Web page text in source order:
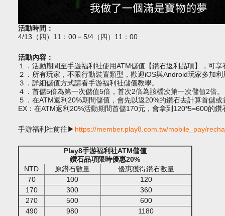
活動時間：
4/13（四） 11：00－5/4（四）11：00
活動內容：
１．活動期間至手遊福利社使用ATM儲值【鑽石返利品項】，可享
２．所有玩家，不限行動裝置類型，歡迎iOS與Android玩家多加利
３．詳細儲值方式請看手游福利社儲值教學。
４．首儲5倍為第一次儲值5倍，首次2倍為該檔次第一次儲值2倍。
５．在ATM返利20%期間儲值，會先以返20%的鑽石去計算首儲或
EX：在ATM返利20%活動期間首儲170元，會拿到120*5=600的鑽
手游福利社前往▶ https://member.play8.com.tw/mobile_pay/
Play8手游福利社ATM儲值
鑽石品項限時優惠20%
NTD
原鑽石數量
優惠獲得鑽石數量
70
100
120
170
300
360
270
500
600
490
980
1180